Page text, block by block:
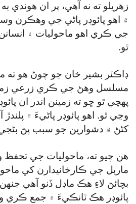
زهريلو ته نه آهي، پر ان هوندي
۾ اهو پائوڊر پاڻي جي وهڪرن
جي ڪري اهو ماحوليات ۽
ٿو.
ڊاڪٽر بشير خان جو چوڻ هو ته
مسلسل وهڻ جي ڪري زرعي
پهچي ٿو ڇو ته زمينن اندر ان
وڃي ٿو. اهو پائوڊر پاڻيءَ ۾
کڻڻ ۾ دشوارين جو سبب پڻ
هن چيو ته، ماحوليات جي تحفظ
ماربل جي ڪارخانيدارن کي
بچائڻ لاءِ هڪ ماڊل ڏنو آهي
پائوڊر هڪ ٽانڪيءَ ۾ جمع ڪري